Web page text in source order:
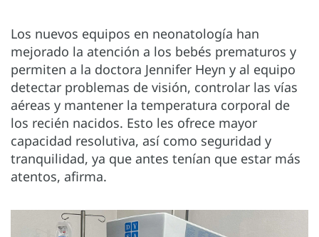
Los nuevos equipos en neonatología han
mejorado la atención a los bebés prematuros y
permiten a la doctora Jennifer Heyn y al equipo
detectar problemas de visión, controlar las vías
aéreas y mantener la temperatura corporal de
los recién nacidos. Esto les ofrece mayor
capacidad resolutiva, así como seguridad y
tranquilidad, ya que antes tenían que estar más
atentos, afirma.